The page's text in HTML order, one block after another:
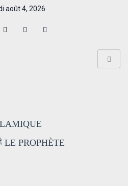
août 4, 2026
MOUHAMMAD ﷺ LE PROPHÈTE